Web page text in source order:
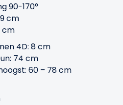
90-170°
cm
cm
4D: 8 cm
74 cm
60 – 78 cm